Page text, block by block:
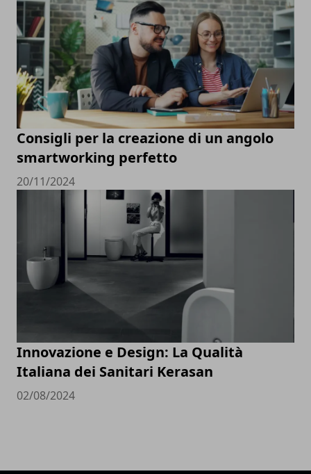
Consigli per la creazione di un angolo
smartworking perfetto
20/11/2024
Innovazione e Design: La Qualità
Italiana dei Sanitari Kerasan
02/08/2024